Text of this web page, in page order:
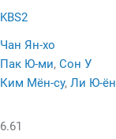
KBS2
Чан Ян-хо
Пак Ю-ми, Сон У
Ким Мён-су, Ли Ю-ён
6.61